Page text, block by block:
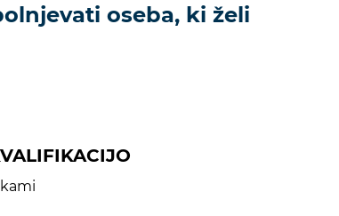
oseba, ki želi